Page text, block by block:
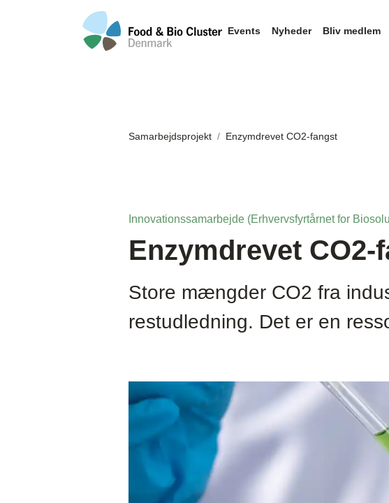
Events Nyheder Bliv medlem
Samarbejdsprojekt Enzymdrevet CO2-fangst
Innovationssamarbejde (Erhvervsfyrtårnet for
Enzymdrevet CO2-
Store mængder CO2 fra
restudledning. Det er en